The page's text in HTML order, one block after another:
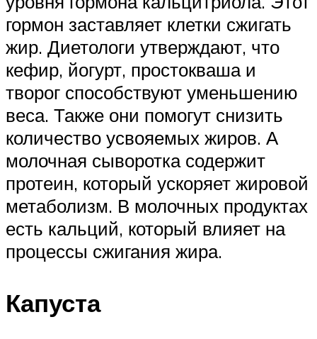
гормон заставляет клетки сжигать
жир. Диетологи утверждают, что
кефир, йогурт, простокваша и
творог способствуют уменьшению
веса. Также они помогут снизить
количество усвояемых жиров. А
молочная сыворотка содержит
протеин, который ускоряет жировой
метаболизм. В молочных продуктах
есть кальций, который влияет на
процессы сжигания жира.
Капуста